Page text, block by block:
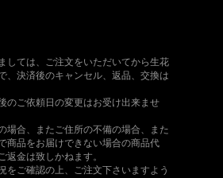
しては、ご注文をいただいてから生花
、決済後のキャンセル、返品、交換は
のご依頼日の変更はお受け出来ませ
場合、またご住所の不備の場合、また
商品をお届けできない場合の商品代
返金は致しかねます。
をご確認の上、ご注文下さいますよう